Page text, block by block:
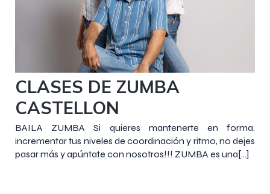
CLASES DE ZUMBA
CASTELLON
BAILA ZUMBA Si quieres mantenerte en forma,
incrementar tus niveles de coordinación y ritmo, no dejes
pasar más y apúntate con nosotros!!! ZUMBA es una[…]